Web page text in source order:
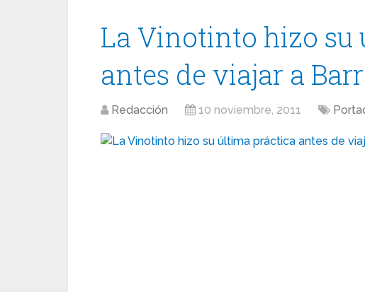
La Vinotinto hizo su
antes de viajar a
Redacción 10 noviembre, 2011